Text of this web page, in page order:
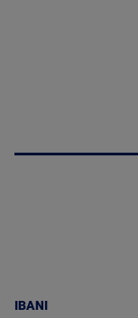
IBANI